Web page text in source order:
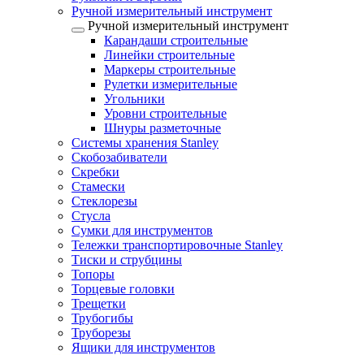
Ручной измерительный инструмент
Ручной измерительный инструмент
Карандаши строительные
Линейки строительные
Маркеры строительные
Рулетки измерительные
Угольники
Уровни строительные
Шнуры разметочные
Системы хранения Stanley
Скобозабиватели
Скребки
Стамески
Стеклорезы
Стусла
Сумки для инструментов
Тележки транспортировочные Stanley
Тиски и струбцины
Топоры
Торцевые головки
Трещетки
Трубогибы
Труборезы
Ящики для инструментов